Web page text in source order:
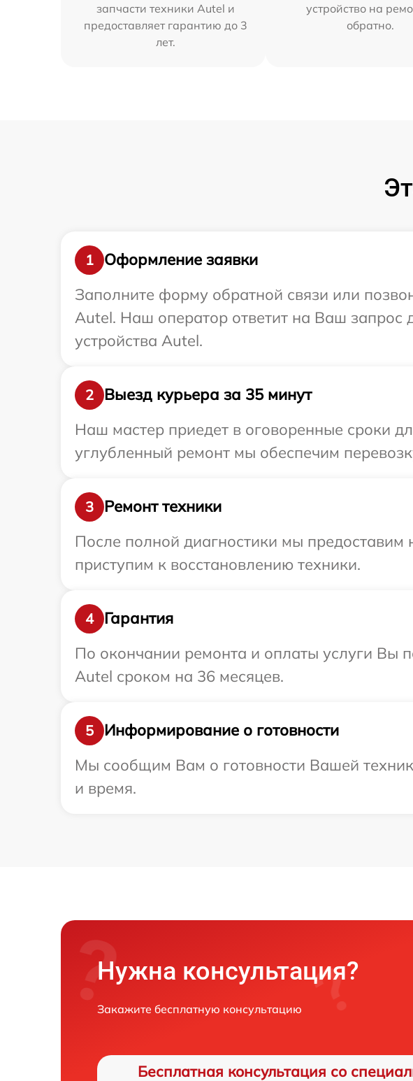
запчасти техники Autel и
предоставляет гарантию до 3
лет.
устройство на
обратно.
1
Оформление заявки
Заполните форму обратной связи или
Autel. Наш оператор ответит на Ваш запрос
устройства Autel.
2
Выезд курьера за 35 минут
Наш мастер приедет в оговоренные сроки
углубленный ремонт мы обеспечим
3
Ремонт техники
После полной диагностики мы предоставим
приступим к восстановлению техники.
4
Гарантия
По окончании ремонта и оплаты услуги Вы
Autel сроком на 36 месяцев.
5
Информирование о готовности
Мы сообщим Вам о готовности Вашей
и время.
Нужна консультация?
Закажите бесплатную консультацию
Бесплатная консультация со